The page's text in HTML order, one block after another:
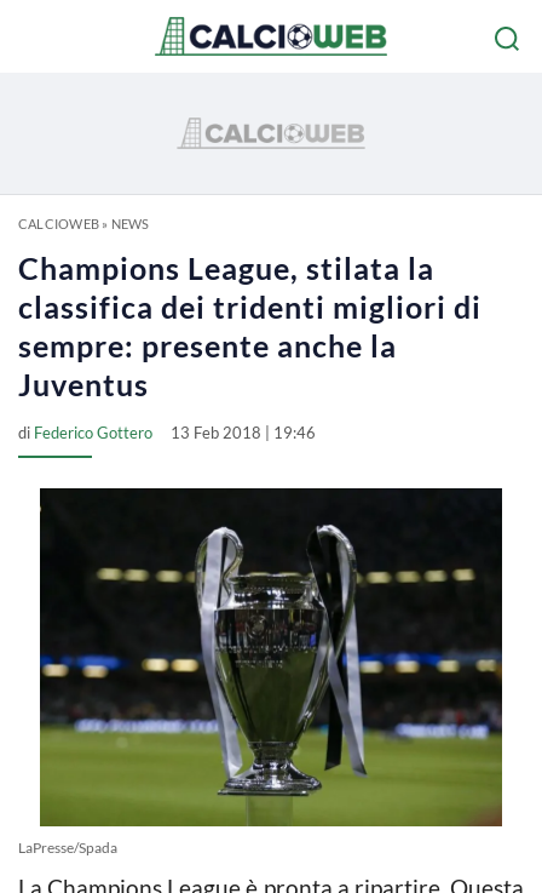
CALCIOWEB» NEWS
Champions League, stilata la
classifica dei tridenti migliori di
sempre: presente anche la
Juventus
di Federico Gottero 13 Feb 2018 | 19:46
LaPresse/Spada
La Champions League è pronta a ripartire. Questa